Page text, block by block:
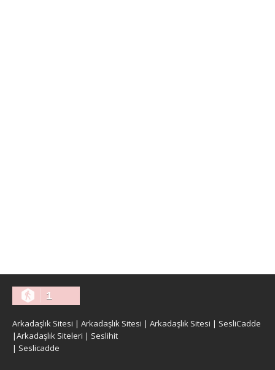
1
Arkadaşlık Sitesi | Arkadaşlık Sitesi | Arkadaşlık Sitesi | SesliCadde
|Arkadaşlık Siteleri | Seslihit
| Seslicadde